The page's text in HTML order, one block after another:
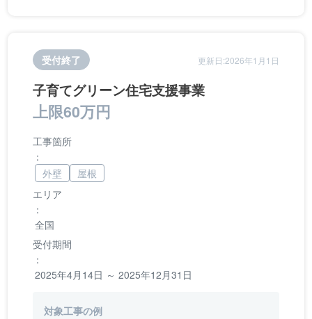
受付終了 更新日:2026年1月1日
子育てグリーン住宅支援事業
上限60万円
エリア
：
全国
受付期間
：
2025年4月14日 ～ 2025年12月31日
工事箇所
：
外壁
屋根
対象工事の例